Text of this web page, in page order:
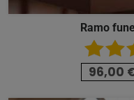
Ramo
96,00